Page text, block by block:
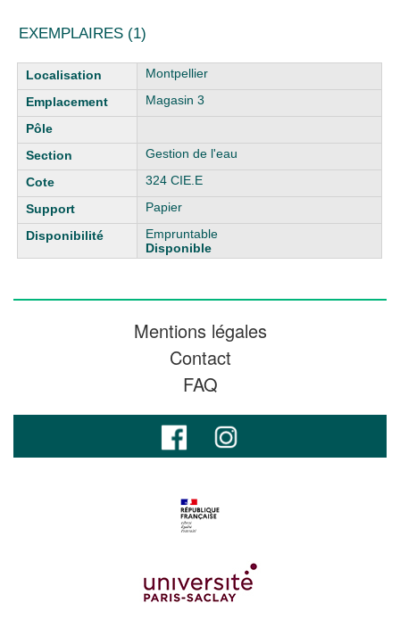
EXEMPLAIRES (1)
Liste des exemplaires
Montpellier
Magasin 3
Gestion de l'eau
324 CIE.E
Papier
Empruntable
Disponible
Mentions légales
Contact
FAQ